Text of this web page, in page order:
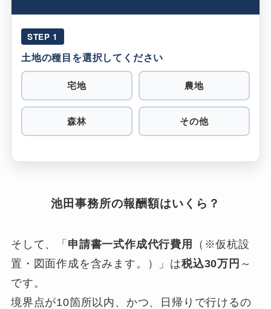
STEP 1
土地の種目を選択してください
宅地 農地
森林 その他
池田事務所の報酬額はいくら？
そして、「 申請書一式作成代行費用
（※仮杭設
置・図面作成を含みます。）」は税込30万円 ～
です。
境界点が10箇所以内、かつ、日帰りで行けるの